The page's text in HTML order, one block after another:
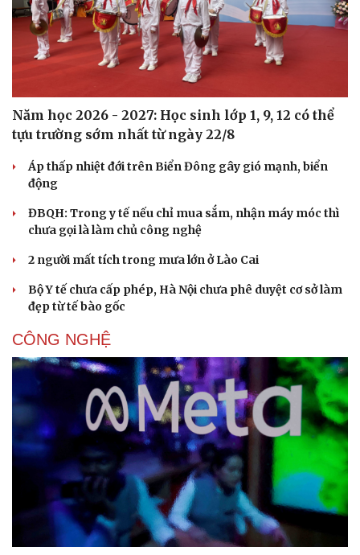
Sản phụ khoa
Nhi khoa
Nam khoa
Làm đẹp - giảm cân
Tình yêu - Gia đình
Năm học 2026 - 2027: Học sinh lớp 1, 9, 12 có thể
tựu trường sớm nhất từ ngày 22/8
Áp thấp nhiệt đới trên Biển Đông gây gió mạnh, biển
động
ĐBQH: Trong y tế nếu chỉ mua sắm, nhận máy móc thì
chưa gọi là làm chủ công nghệ
2 người mất tích trong mưa lớn ở Lào Cai
Bộ Y tế chưa cấp phép, Hà Nội chưa phê duyệt cơ sở làm
đẹp từ tế bào gốc
CÔNG NGHỆ